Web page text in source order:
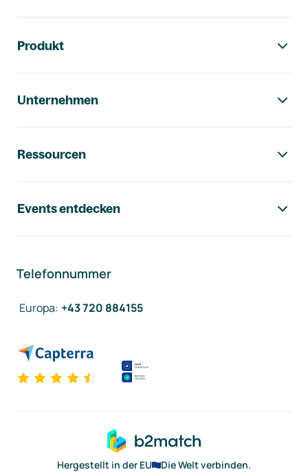
Produkt
Unternehmen
Ressourcen
Events entdecken
Telefonnummer
Europa: +43 720 884155
Hergestellt in der EU
Die Welt verbinden.